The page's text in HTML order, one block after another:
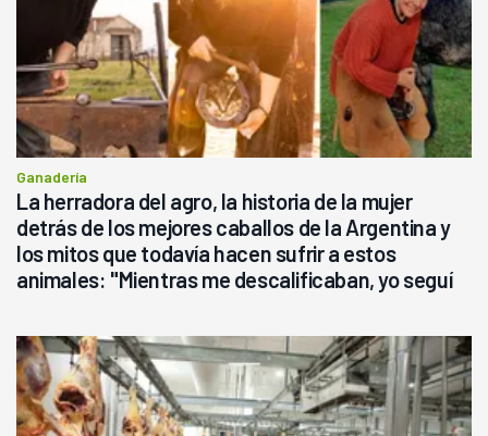
Ganadería
La herradora del agro, la historia de la mujer
detrás de los mejores caballos de la Argentina y
los mitos que todavía hacen sufrir a estos
animales: "Mientras me descalificaban, yo seguí